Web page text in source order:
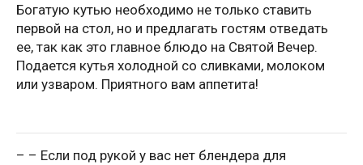
Богатую кутью необходимо не только ставить
первой на стол, но и предлагать гостям отведать
ее, так как это главное блюдо на Святой Вечер.
Подается кутья холодной со сливками, молоком
или узваром. Приятного вам аппетита!
– – Если под рукой у вас нет блендера для